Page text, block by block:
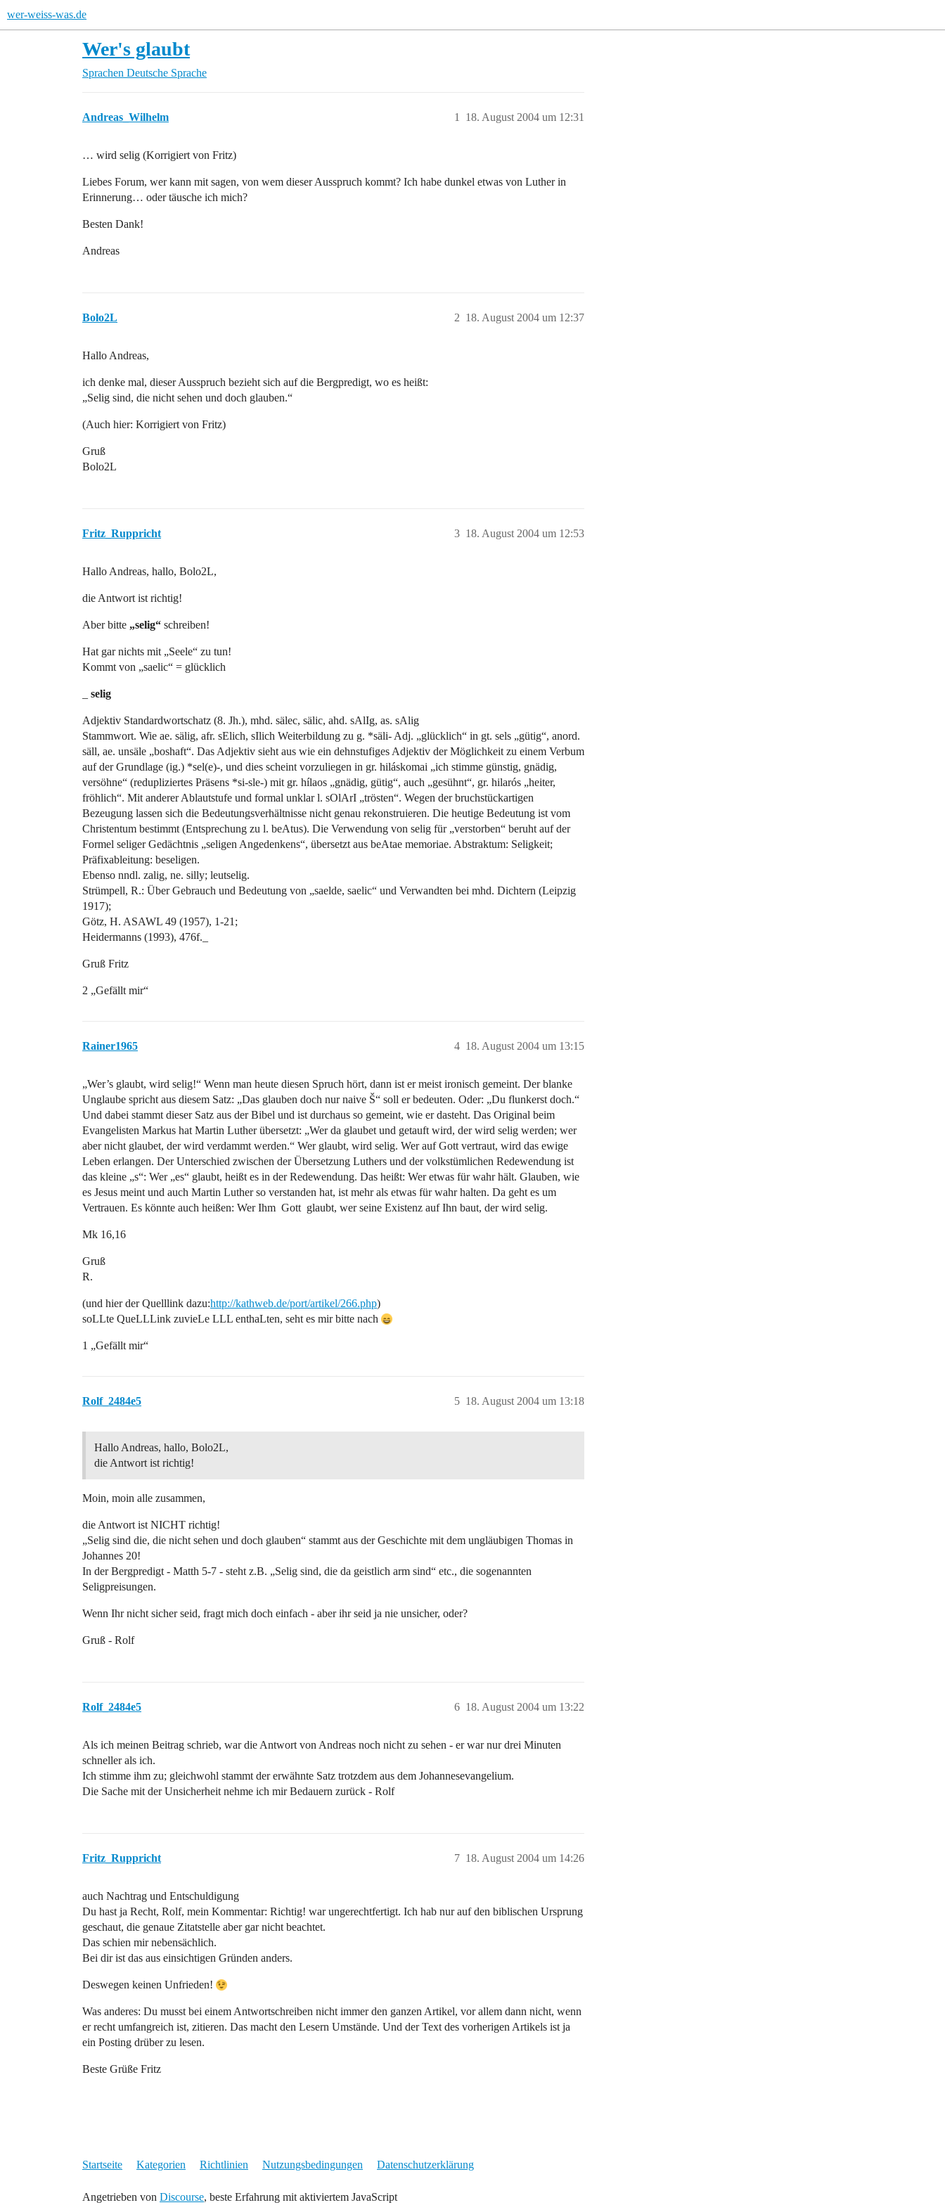
wer-weiss-was.de
Wer's glaubt
Sprachen Deutsche Sprache
Andreas_Wilhelm 18. August 2004 um 12:31
1
… wird selig (Korrigiert von Fritz)
Liebes Forum, wer kann mit sagen, von wem dieser Ausspruch kommt? Ich habe dunkel etwas von Luther in
Erinnerung… oder täusche ich mich?
Besten Dank!
Andreas
Bolo2L 18. August 2004 um 12:37
2
Hallo Andreas,
ich denke mal, dieser Ausspruch bezieht sich auf die Bergpredigt, wo es heißt:
„Selig sind, die nicht sehen und doch glauben.“
(Auch hier: Korrigiert von Fritz)
Gruß
Bolo2L
Fritz_Ruppricht 18. August 2004 um 12:53
3
Hallo Andreas, hallo, Bolo2L,
die Antwort ist richtig!
Aber bitte „selig“ schreiben!
Hat gar nichts mit „Seele“ zu tun!
Kommt von „saelic“ = glücklich
selig
Adjektiv Standardwortschatz (8. Jh.), mhd. sälec, sälic, ahd. sAlIg, as. sAlig
Stammwort. Wie ae. sälig, afr. sElich, sIlich Weiterbildung zu g. *säli- Adj. „glücklich“ in gt. sels „gütig“, anord.
säll, ae. unsäle „boshaft“. Das Adjektiv sieht aus wie ein dehnstufiges Adjektiv der Möglichkeit zu einem Verbum
auf der Grundlage (ig.) *sel(e)-, und dies scheint vorzuliegen in gr. hiláskomai „ich stimme günstig, gnädig,
versöhne“ (redupliziertes Präsens *si-sle-) mit gr. hílaos „gnädig, gütig“, auch „gesühnt“, gr. hilarós „heiter,
fröhlich“. Mit anderer Ablautstufe und formal unklar l. sOlArI „trösten“. Wegen der bruchstückartigen
Bezeugung lassen sich die Bedeutungsverhältnisse nicht genau rekonstruieren. Die heutige Bedeutung ist vom
Christentum bestimmt (Entsprechung zu l. beAtus). Die Verwendung von selig für „verstorben“ beruht auf der
Formel seliger Gedächtnis „seligen Angedenkens“, übersetzt aus beAtae memoriae. Abstraktum: Seligkeit;
Präfixableitung: beseligen.
Ebenso nndl. zalig, ne. silly; leutselig.
Strümpell, R.: Über Gebrauch und Bedeutung von „saelde, saelic“ und Verwandten bei mhd. Dichtern (Leipzig
1917);
Götz, H. ASAWL 49 (1957), 1-21;
Heidermanns (1993), 476f._
Gruß Fritz
2 „Gefällt mir“
Rainer1965 18. August 2004 um 13:15
4
„Wer’s glaubt, wird selig!“ Wenn man heute diesen Spruch hört, dann ist er meist ironisch gemeint. Der blanke
Unglaube spricht aus diesem Satz: „Das glauben doch nur naive Š“ soll er bedeuten. Oder: „Du flunkerst doch.“
Und dabei stammt dieser Satz aus der Bibel und ist durchaus so gemeint, wie er dasteht. Das Original beim
Evangelisten Markus hat Martin Luther übersetzt: „Wer da glaubet und getauft wird, der wird selig werden; wer
aber nicht glaubet, der wird verdammt werden.“ Wer glaubt, wird selig. Wer auf Gott vertraut, wird das ewige
Leben erlangen. Der Unterschied zwischen der Übersetzung Luthers und der volkstümlichen Redewendung ist
das kleine „s“: Wer „es“ glaubt, heißt es in der Redewendung. Das heißt: Wer etwas für wahr hält. Glauben, wie
es Jesus meint und auch Martin Luther so verstanden hat, ist mehr als etwas für wahr halten. Da geht es um
Vertrauen. Es könnte auch heißen: Wer Ihm ­ Gott ­ glaubt, wer seine Existenz auf Ihn baut, der wird selig.
Mk 16,16
Gruß
R.
(und hier der Quelllink dazu:http://kathweb.de/port/artikel/266.php)
soLLte QueLLLink zuvieLe LLL enthaLten, seht es mir bitte nach
1 „Gefällt mir“
Rolf_2484e5 18. August 2004 um 13:18
5
Hallo Andreas, hallo, Bolo2L,
die Antwort ist richtig!
Moin, moin alle zusammen,
die Antwort ist NICHT richtig!
„Selig sind die, die nicht sehen und doch glauben“ stammt aus der Geschichte mit dem ungläubigen Thomas in
Johannes 20!
In der Bergpredigt - Matth 5-7 - steht z.B. „Selig sind, die da geistlich arm sind“ etc., die sogenannten
Seligpreisungen.
Wenn Ihr nicht sicher seid, fragt mich doch einfach - aber ihr seid ja nie unsicher, oder?
Gruß - Rolf
Rolf_2484e5 18. August 2004 um 13:22
6
Als ich meinen Beitrag schrieb, war die Antwort von Andreas noch nicht zu sehen - er war nur drei Minuten
schneller als ich.
Ich stimme ihm zu; gleichwohl stammt der erwähnte Satz trotzdem aus dem Johannesevangelium.
Die Sache mit der Unsicherheit nehme ich mir Bedauern zurück - Rolf
Fritz_Ruppricht 18. August 2004 um 14:26
7
auch Nachtrag und Entschuldigung
Du hast ja Recht, Rolf, mein Kommentar: Richtig! war ungerechtfertigt. Ich hab nur auf den biblischen Ursprung
geschaut, die genaue Zitatstelle aber gar nicht beachtet.
Das schien mir nebensächlich.
Bei dir ist das aus einsichtigen Gründen anders.
Deswegen keinen Unfrieden!
Was anderes: Du musst bei einem Antwortschreiben nicht immer den ganzen Artikel, vor allem dann nicht, wenn
er recht umfangreich ist, zitieren. Das macht den Lesern Umstände. Und der Text des vorherigen Artikels ist ja
ein Posting drüber zu lesen.
Beste Grüße Fritz
Startseite Kategorien Richtlinien Nutzungsbedingungen Datenschutzerklärung
Angetrieben von Discourse, beste Erfahrung mit aktiviertem JavaScript